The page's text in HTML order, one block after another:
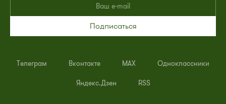
Подписаться
Телеграм Вконтакте MAX Одноклассники
Яндекс.Дзен RSS